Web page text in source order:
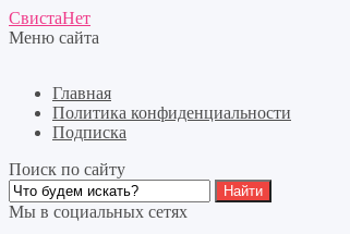
СвистаНет
Меню сайта
Главная
Политика конфиденциальности
Подписка
Поиск по сайту
Мы в социальных сетях